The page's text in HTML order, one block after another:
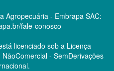
Agropecuária - Embrapa SAC:
fale-conosco
licenciado sob a Licença
- SemDerivações